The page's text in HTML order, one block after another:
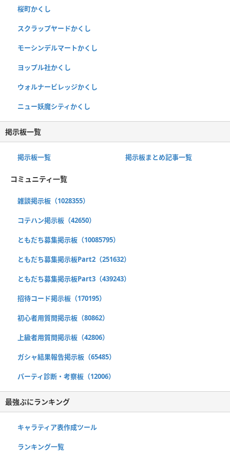
桜町かくし
スクラップヤードかくし
モーシンデルマートかくし
ヨップル社かくし
ウォルナービレッジかくし
ニュー妖魔シティかくし
掲示板一覧
掲示板一覧 掲示板まとめ記事一覧
コミュニティ一覧
雑談掲示板（1028355）
コテハン掲示板（42650）
ともだち募集掲示板（10085795）
ともだち募集掲示板Part2（251632）
ともだち募集掲示板Part3（439243）
招待コード掲示板（170195）
初心者用質問掲示板（80862）
上級者用質問掲示板（42806）
ガシャ結果報告掲示板（65485）
パーティ診断・考察板（12006）
最強ぷにランキング
キャラティア表作成ツール
ランキング一覧